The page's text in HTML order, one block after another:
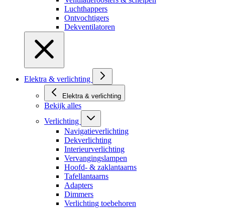
Luchthappers
Ontvochtigers
Dekventilatoren
Elektra & verlichting
Elektra & verlichting
Bekijk alles
Verlichting
Navigatieverlichting
Dekverlichting
Interieurverlichting
Vervangingslampen
Hoofd- & zaklantaarns
Tafellantaarns
Adapters
Dimmers
Verlichting toebehoren